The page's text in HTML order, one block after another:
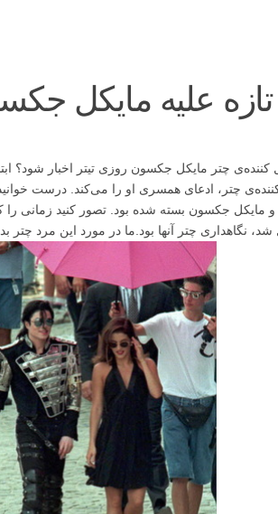
علیه مایکل
چتر مایکل جکسون روزی تیتر اخبار شود؟
و مایکل جکسون بسته شده بود. تصور کنید زمانی را
نگاهداری چتر آنها بود.ما در مورد این مرد